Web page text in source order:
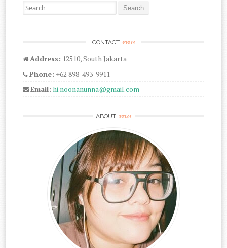
Search for:
CONTACT me
Address: 12510, South Jakarta
Phone: +62 898-493-9911
Email: hi.noonanunna@gmail.com
ABOUT me